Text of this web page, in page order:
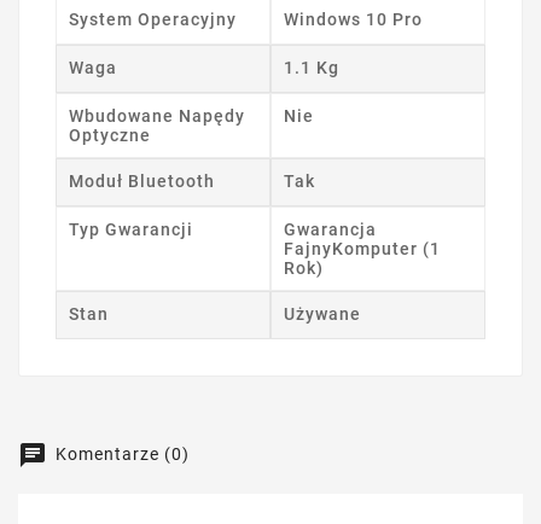
System Operacyjny Windows 10 Pro
Waga 1.1 Kg
Wbudowane Napędy
Optyczne
Nie
Moduł Bluetooth Tak
Typ Gwarancji
Gwarancja
FajnyKomputer (1
Rok)
Stan Używane
Komentarze (0)